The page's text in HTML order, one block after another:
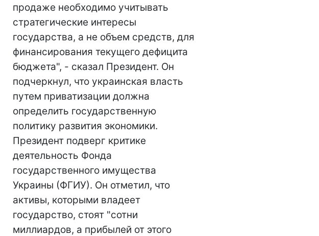
продаже необходимо учитывать
стратегические интересы
государства, а не объем средств, для
финансирования текущего дефицита
бюджета", - сказал Президент. Он
подчеркнул, что украинская власть
путем приватизации должна
определить государственную
политику развития экономики.
Президент подверг критике
деятельность Фонда
государственного имущества
Украины (ФГИУ). Он отметил, что
активы, которыми владеет
государство, стоят "сотни
миллиардов, а прибылей от этого